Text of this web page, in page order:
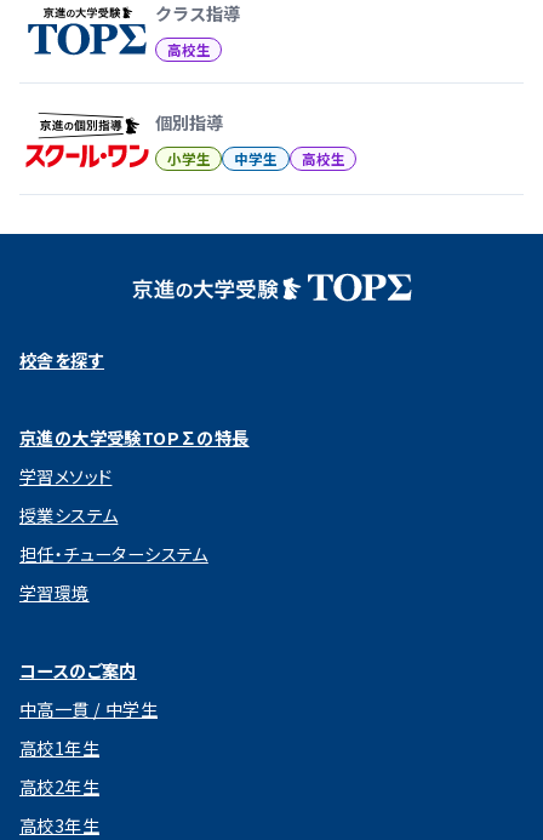
クラス指導
高校生
個別指導
小学生 中学生 高校生
校舎を探す
京進の大学受験TOP∑の特長
学習メソッド
授業システム
担任・チューターシステム
学習環境
コースのご案内
中高一貫 / 中学生
高校1年生
高校2年生
高校3年生